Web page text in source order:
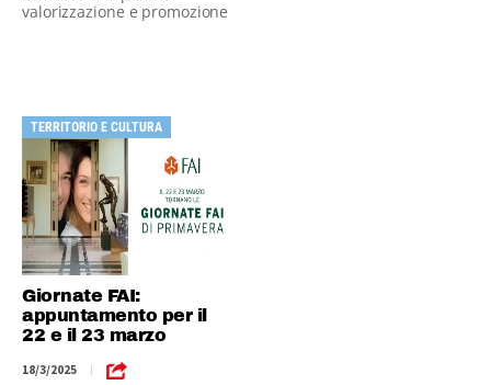
valorizzazione e promozione
TERRITORIO E CULTURA
Giornate FAI:
appuntamento per il
22 e il 23 marzo
18/3/2025 |